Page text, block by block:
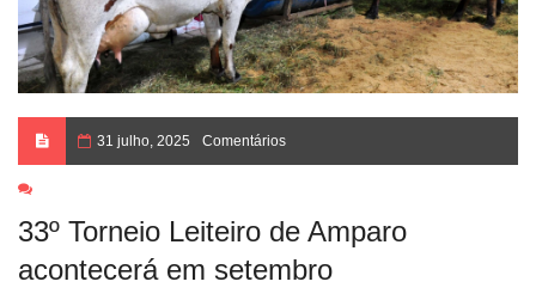
31 julho, 2025 Comentários
33º Torneio Leiteiro de Amparo
acontecerá em setembro